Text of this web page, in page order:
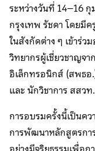
ระหว่างวันที่ 14–16
กรุงเทพ รัชดา โดยมี
ในสังกัดต่าง ๆ เข้าร่
วิทยากรผู้เชี่ยวชาญจ
อิเล็กทรอนิกส์ (สพธอ
และ นักวิชาการ สสว
การอบรมครั้งนี้เป็นค
การพัฒนาหลักสูตรกา